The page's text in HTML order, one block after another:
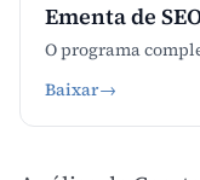
Ementa de
O programa
Baixar→